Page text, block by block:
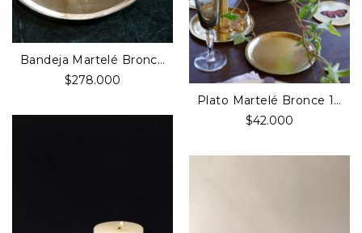
Bandeja Martelé Bronce 35cm Diámetro
$278.000
Plato Martelé Bronce 12cm Diámetro
$42.000